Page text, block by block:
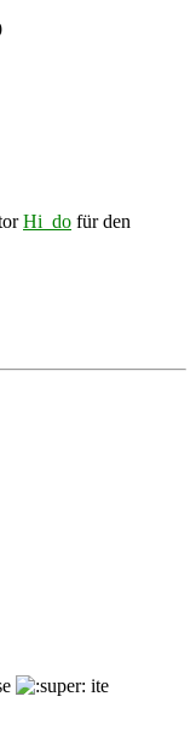
Hi_do für den
ite